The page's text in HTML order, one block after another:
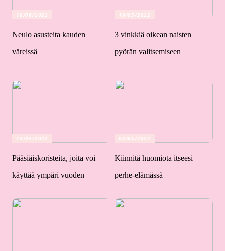
10/06/2022
Neulo asusteita kauden
väreissä
19/05/2022
3 vinkkiä oikean naisten
pyörän valitsemiseen
14/05/2022
Pääsiäiskoristeita, joita voi
käyttää ympäri vuoden
03/05/2022
Kiinnitä huomiota itseesi
perhe-elämässä